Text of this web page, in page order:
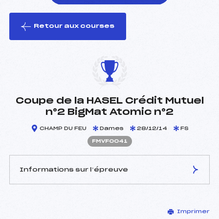
le ski
Retour aux courses
Coupe de la HASEL Crédit Mutuel
n°2 BigMat Atomic n°2
CHAMP DU FEU Dames 28/12/14 FS
FMVF0041
Informations sur l’épreuve
FISCHER MARC (MV)
Imprimer